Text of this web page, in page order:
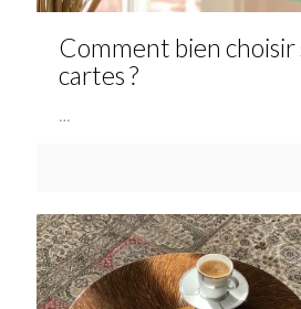
Comment bien
cartes ?
…